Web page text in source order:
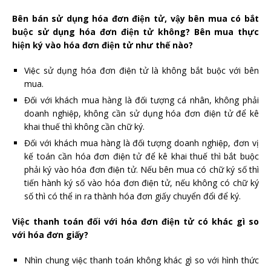
Bên bán sử dụng hóa đơn điện tử, vậy bên mua có bắt
buộc sử dụng hóa đơn điện tử không? Bên mua thực
hiện ký vào hóa đơn điện tử như thế nào?
Việc sử dụng hóa đơn điện tử là không bắt buộc với bên
mua.
Đối với khách mua hàng là đối tượng cá nhân, không phải
doanh nghiệp, không cần sử dụng hóa đơn điện tử để kê
khai thuế thì không cần chữ ký.
Đối với khách mua hàng là đối tượng doanh nghiệp, đơn vị
kế toán cần hóa đơn điện tử để kê khai thuế thì bắt buộc
phải ký vào hóa đơn điện tử. Nếu bên mua có chữ ký số thì
tiến hành ký số vào hóa đơn điện tử, nếu không có chữ ký
số thì có thể in ra thành hóa đơn giấy chuyển đổi để ký.
Việc thanh toán đối với hóa đơn điện tử có khác gì so
với hóa đơn giấy?
Nhìn chung việc thanh toán không khác gì so với hình thức